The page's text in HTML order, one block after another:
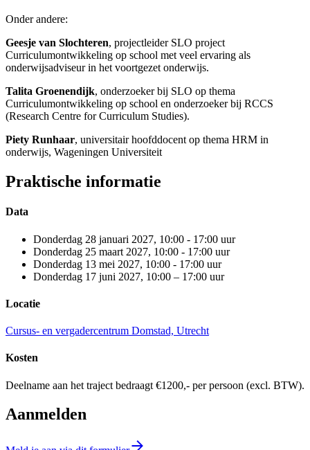
Onder andere:
Geesje van Slochteren, projectleider SLO project
Curriculumontwikkeling op school met veel ervaring als
onderwijsadviseur in het voortgezet onderwijs.
Talita Groenendijk, onderzoeker bij SLO op thema
Curriculumontwikkeling op school en onderzoeker bij RCCS
(Research Centre for Curriculum Studies).
Piety Runhaar, universitair hoofddocent op thema HRM in
onderwijs, Wageningen Universiteit
Praktische informatie
Data
Donderdag 28 januari 2027, 10:00 - 17:00 uur
Donderdag 25 maart 2027, 10:00 - 17:00 uur
Donderdag 13 mei 2027, 10:00 - 17:00 uur
Donderdag 17 juni 2027, 10:00 – 17:00 uur
Locatie
Cursus- en vergadercentrum Domstad, Utrecht
Kosten
Deelname aan het traject bedraagt €1200,- per persoon (excl. BTW).
Aanmelden